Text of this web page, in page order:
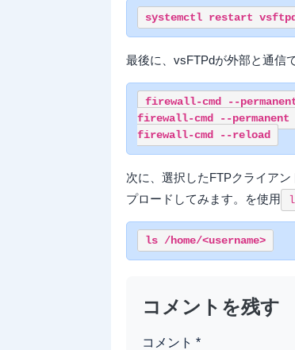
最後に、vsFTPdが外部と通信
firewall-cmd --
firewall-cmd --permanent
次に、選択したFTPクライア
プロードしてみます。を使用
ls /home/<username>
コメントを残す
コメント *